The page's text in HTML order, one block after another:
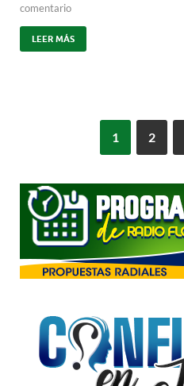
comentario
LEER MÁS
1 2